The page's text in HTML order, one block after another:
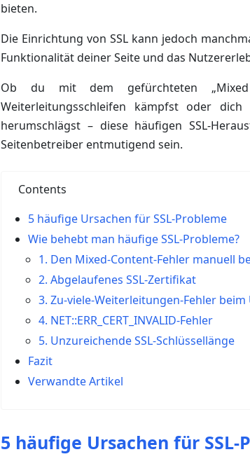
bieten.
Die Einrichtung von SSL kann jedoch
Funktionalität deiner Seite und das
Ob du mit dem gefürchteten
Weiterleitungsschleifen kämpfst oder
herumschlägst – diese häufigen SSL-
Seitenbetreiber entmutigend sein.
Contents
5 häufige Ursachen für SSL-Probleme
Wie behebt man häufige SSL-Probleme?
1. Den Mixed-Content-Fehler manuell
2. Abgelaufenes SSL-Zertifikat
3. Zu-viele-Weiterleitungen-Fehler beim
4. NET::ERR_CERT_INVALID-Fehler
5. Unzureichende SSL-Schlüssellänge
Fazit
Verwandte Artikel
5 häufige Ursachen für SSL-